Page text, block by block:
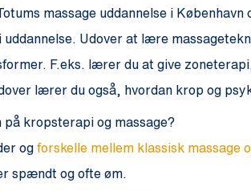
massage uddannelse i
Udover at lære
F.eks. lærer du at give
lærer du også, hvordan krop og
på kropsterapi og massage?
ogforskelle mellem klassisk massage
spændt og ofte øm.